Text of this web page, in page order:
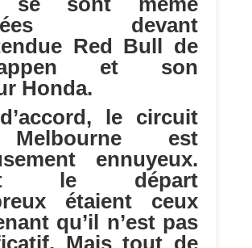
devant
Red Bull de
et son
Honda.
le circuit
est
ennuyeux.
le départ
étaient ceux
qu’il n’est pas
Mais tout de